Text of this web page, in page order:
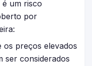
é um risco
por
os preços elevados
ser considerados